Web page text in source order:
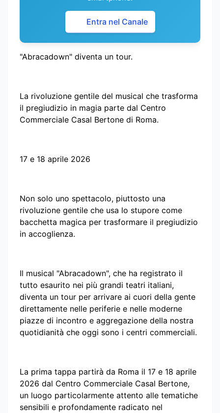
Entra nel Canale
"Abracadown" diventa un tour.
La rivoluzione gentile del musical che trasforma
il pregiudizio in magia parte dal Centro
Commerciale Casal Bertone di Roma.
17 e 18 aprile 2026
Non solo uno spettacolo, piuttosto una
rivoluzione gentile che usa lo stupore come
bacchetta magica per trasformare il pregiudizio
in accoglienza.
Il musical "Abracadown", che ha registrato il
tutto esaurito nei più grandi teatri italiani,
diventa un tour per arrivare ai cuori della gente
direttamente nelle periferie e nelle moderne
piazze di incontro e aggregazione della nostra
quotidianità che oggi sono i centri commerciali.
La prima tappa partirà da Roma il 17 e 18 aprile
2026 dal Centro Commerciale Casal Bertone,
un luogo particolarmente attento alle tematiche
sensibili e profondamente radicato nel